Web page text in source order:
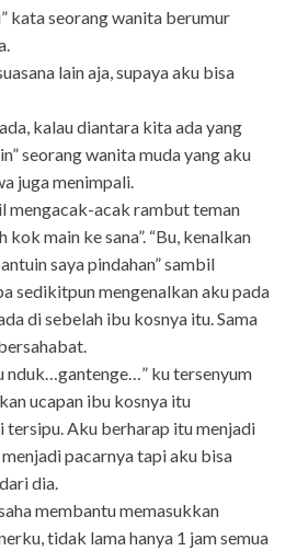
kata seorang wanita berumur
lain aja, supaya aku bisa
kalau diantara kita ada yang
seorang wanita muda yang aku
juga menimpali.
mengacak-acak rambut teman
main ke sana”. “Bu, kenalkan
saya pindahan” sambil
sedikitpun mengenalkan aku pada
di sebelah ibu kosnya itu. Sama
nduk…gantenge…” ku tersenyum
ucapan ibu kosnya itu
tersipu. Aku berharap itu menjadi
pacarnya tapi aku bisa
dia.
membantu memasukkan
tidak lama hanya 1 jam semua